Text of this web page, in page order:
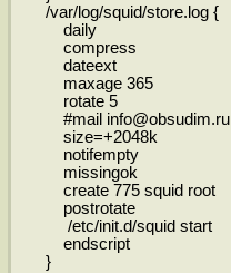
/var/log/squid/store.log {
daily
compress
dateext
maxage 365
rotate 5
#mail info@obsudim.ru
size=+2048k
notifempty
missingok
create 775 squid root
postrotate
/etc/init.d/squid start
endscript
}